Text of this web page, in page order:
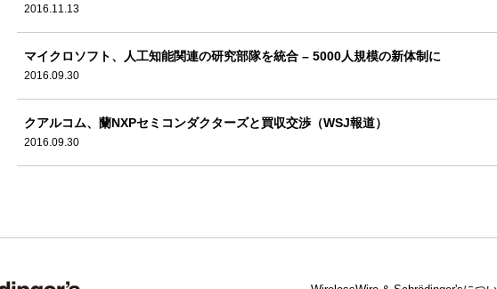
2016.11.13
マイクロソフト、人工知能関連の研究部隊を統合 – 5000人規模の新体制に
2016.09.30
クアルコム、蘭NXPセミコンダクターズと買収交渉（WSJ報道）
2016.09.30